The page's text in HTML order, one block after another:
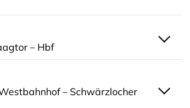
– Hbf
– Schwärzlocher